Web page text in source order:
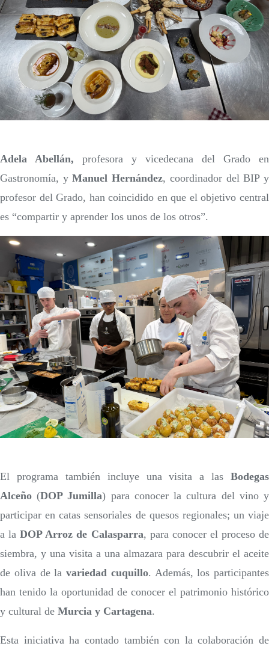
Adela Abellán, profesora y
vicedecana del Grado en
Gastronomía, yManuel Hernández, coordinador del BIP y
profesor del Grado, han coincidido en que el objetivo central
es “compartir y aprender los unos de los otros”.
El programa también incluye una visita a las Bodegas
Alceño (DOP Jumilla) para conocer la cultura del vino y
participar en catas sensoriales de quesos regionales; un viaje
a laDOP Arroz de Calasparra, para conocer el proceso de
siembra, y una visita a una almazara para descubrir el aceite
de oliva de la variedad cuquillo. Además, los participantes
han tenido la oportunidad de conocer el patrimonio histórico
y cultural de Murcia y Cartagena.
Esta iniciativa ha contado también con la colaboración de